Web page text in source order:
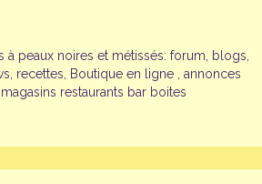
peaux noires et métissés: forum, blogs,
recettes, Boutique en ligne , annonces
restaurants bar boites